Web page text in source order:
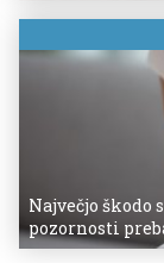
Največjo škodo
pozornosti